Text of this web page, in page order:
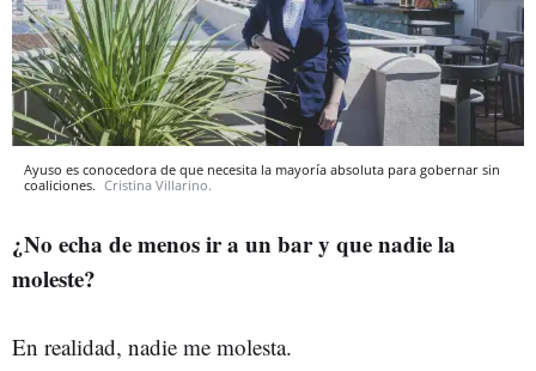
Ayuso es conocedora de que necesita la mayoría absoluta para gobernar sin
coaliciones. Cristina Villarino.
¿No echa de menos ir a un bar y que nadie la
moleste?
En realidad, nadie me molesta.